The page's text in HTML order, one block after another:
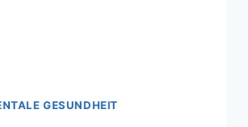
GESUNDHEIT